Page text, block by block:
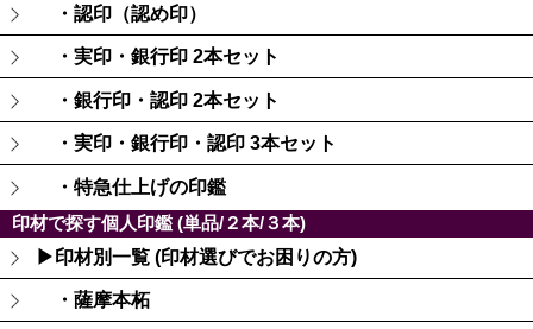
・認印（認め印）
・実印・銀行印 2本セット
・銀行印・認印 2本セット
・実印・銀行印・認印 3本セット
・特急仕上げの印鑑
印材で探す個人印鑑 (単品/２本/３本)
▶印材別一覧 (印材選びでお困りの方)
・薩摩本柘